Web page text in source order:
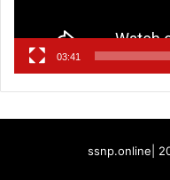
03:41
ssnp.online